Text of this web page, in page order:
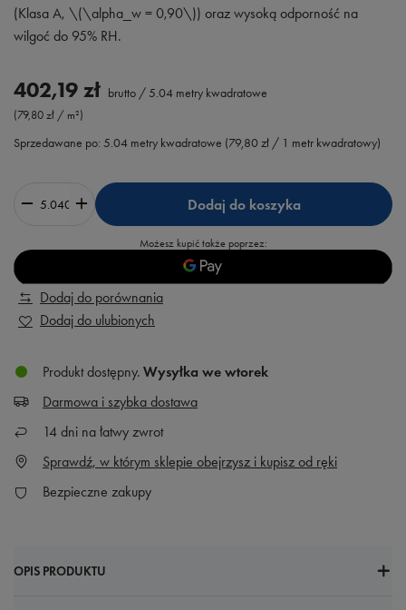
(Klasa A, \(\alpha_w = 0,90\)) oraz wysoką odporność na
wilgoć do 95% RH.
402,19 zł brutto /5.04 metry kwadratowe
(79,80 zł / m²)
Sprzedawane po: 5.04 metry kwadratowe (79,80 zł / 1 metr kwadratowy)
Dodaj do koszyka
Możesz kupić także poprzez:
Dodaj do porównania
Dodaj do ulubionych
Produkt dostępny Wysyłka we wtorek
Darmowa i szybka dostawa
14 dni na łatwy zwrot
Sprawdź, w którym sklepie obejrzysz i kupisz od ręki
Bezpieczne zakupy
OPIS PRODUKTU